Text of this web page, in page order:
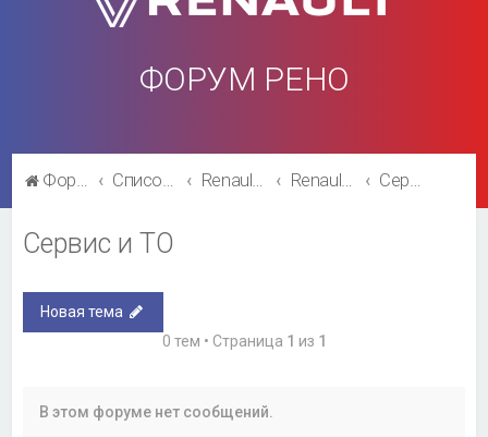
ФОРУМ РЕНО
Форум Рено Список форумов Renault Clio Renault Clio Сервис и ТО
Сервис и ТО
Новая тема
0 тем • Страница 1 из 1
В этом форуме нет сообщений.